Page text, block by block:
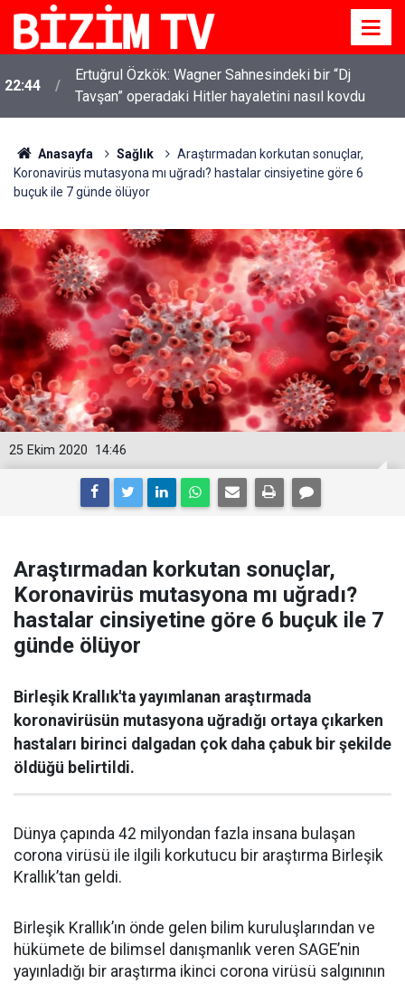
22:44
Ertuğrul Özkök: Wagner Sahnesindeki bir “Dj
Tavşan” operadaki Hitler hayaletini nasıl kovdu
Anasayfa Sağlık
Araştırmadan korkutan sonuçlar,
Koronavirüs mutasyona mı uğradı? hastalar cinsiyetine göre 6
buçuk ile 7 günde ölüyor
14:46
25 Ekim 2020
Araştırmadan korkutan sonuçlar,
Koronavirüs mutasyona mı uğradı?
hastalar cinsiyetine göre 6 buçuk ile 7
günde ölüyor
Birleşik Krallık'ta yayımlanan araştırmada
koronavirüsün mutasyona uğradığı ortaya çıkarken
hastaları birinci dalgadan çok daha çabuk bir şekilde
öldüğü belirtildi.
Dünya çapında 42 milyondan fazla insana bulaşan
corona virüsü ile ilgili korkutucu bir araştırma Birleşik
Krallık’tan geldi.
Birleşik Krallık’ın önde gelen bilim kuruluşlarından ve
hükümete de bilimsel danışmanlık veren SAGE’nin
yayınladığı bir araştırma ikinci corona virüsü salgınının